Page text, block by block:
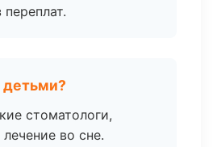
детьми?
стоматологи,
во сне.